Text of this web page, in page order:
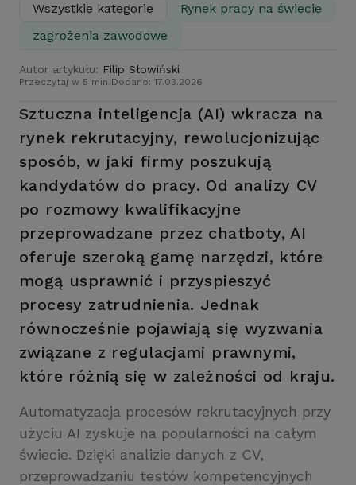
Wszystkie kategorie
Rynek pracy na świecie
zagrożenia zawodowe
Autor artykułu: Filip Słowiński
Przeczytaj w 5 min. Dodano: 17.03.2026
Sztuczna inteligencja (AI) wkracza na
rynek rekrutacyjny, rewolucjonizując
sposób, w jaki firmy poszukują
kandydatów do pracy. Od analizy CV
po rozmowy kwalifikacyjne
przeprowadzane przez chatboty, AI
oferuje szeroką gamę narzędzi, które
mogą usprawnić i przyspieszyć
procesy zatrudnienia. Jednak
równocześnie pojawiają się wyzwania
związane z regulacjami prawnymi,
które różnią się w zależności od kraju.
Automatyzacja procesów rekrutacyjnych przy
użyciu AI zyskuje na popularności na całym
świecie. Dzięki analizie danych z CV,
przeprowadzaniu testów kompetencyjnych